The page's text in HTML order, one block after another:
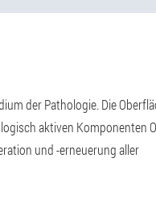
der Pathologie. Die
aktiven Komponenten
und -erneuerung aller